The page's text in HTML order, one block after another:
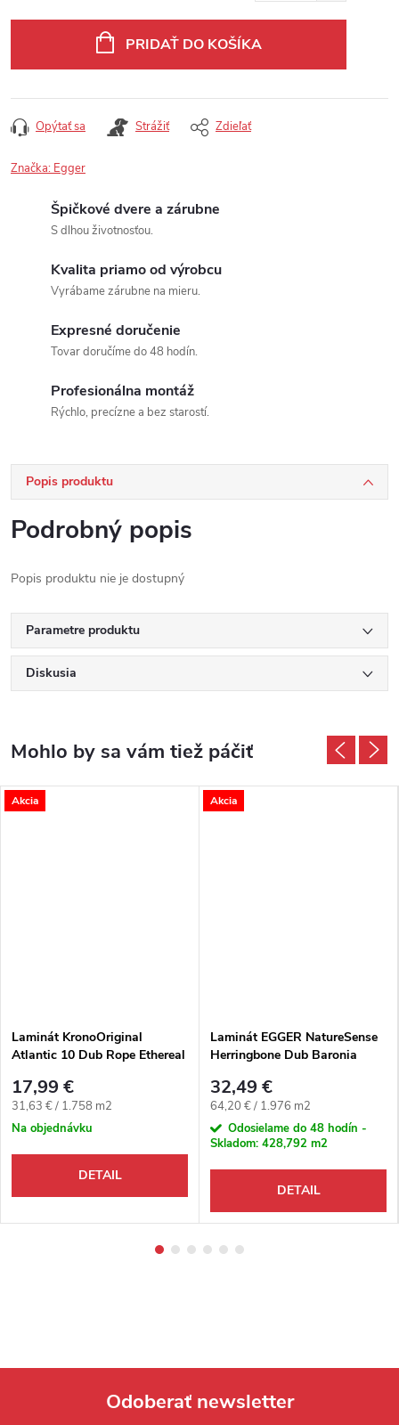
PRIDAŤ DO KOŠÍKA
Opýtať sa Strážiť Zdieľať
Značka: Egger
Špičkové dvere a zárubne
S dlhou životnosťou.
Kvalita priamo od výrobcu
Vyrábame zárubne na mieru.
Expresné doručenie
Tovar doručíme do 48 hodín.
Profesionálna montáž
Rýchlo, precízne a bez starostí.
Popis produktu
Podrobný popis
Popis produktu nie je dostupný
Parametre produktu
Diskusia
Akcia
Laminát KronoOriginal
Atlantic 10 Dub Rope Ethereal
17,99 €
Jednotková cena:
31,63 € / 1.758 m2
Na objednávku
DETAIL
Akcia
Laminát EGGER NatureSense
Herringbone Dub Baronia
32,49 €
Jednotková cena:
64,20 € / 1.976 m2
Odosielame do 48 hodín -
Skladom: 428,792 m2
DETAIL
Odoberať newsletter